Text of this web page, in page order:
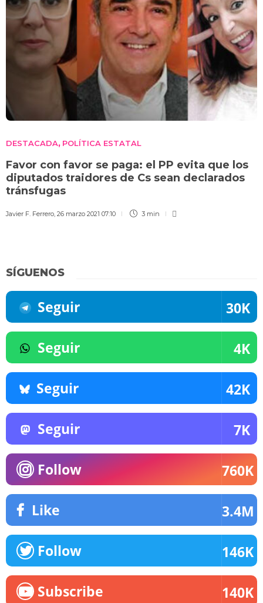
DESTACADA, POLÍTICA ESTATAL
Favor con favor se paga: el PP evita que los
diputados traidores de Cs sean declarados
tránsfugas
Javier F. Ferrero 26 marzo 2021 07:10 3 min
SÍGUENOS
Seguir 30K
Seguir 4K
Seguir 42K
Seguir 7K
Follow 760K
Like 3.4M
Follow 146K
Subscribe 140K